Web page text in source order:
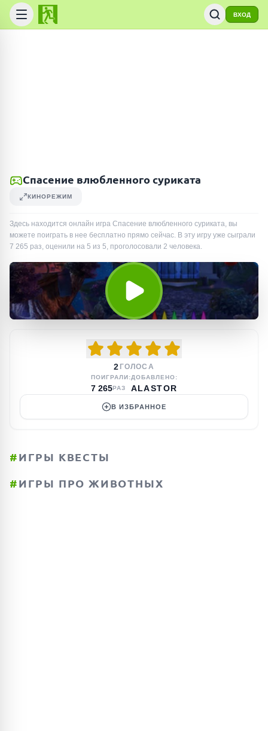
ВХОД
Спасение влюбленного суриката
КИНОРЕЖИМ
Здесь находится онлайн игра Спасение влюбленного суриката, вы
можете поиграть в нее бесплатно прямо сейчас. В эту игру уже сыграли
7 265 раз, оценили на 5 из 5, проголосовали 2 человека.
2 ГОЛОСА
ПОИГРАЛИ:
7 265РАЗ
ДОБАВЛЕНО:
ALASTOR
В ИЗБРАННОЕ
#ИГРЫ КВЕСТЫ
#ИГРЫ ПРО ЖИВОТНЫХ